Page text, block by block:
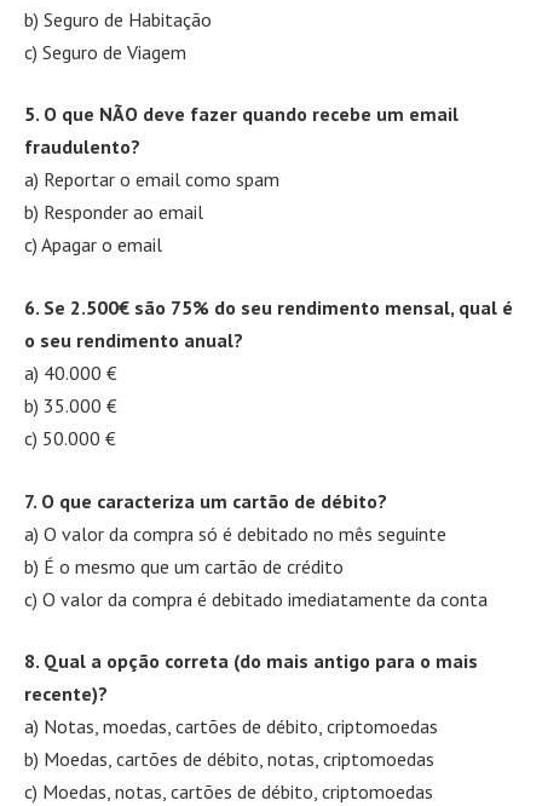
b) Seguro de Habitação
c) Seguro de Viagem
5. O que NÃO deve fazer quando recebe um email
fraudulento?
a) Reportar o email como spam
b) Responder ao email
c) Apagar o email
6. Se 2.500€ são 75% do seu rendimento mensal, qual é
o seu rendimento anual?
a) 40.000 €
b) 35.000 €
c) 50.000 €
7. O que caracteriza um cartão de débito?
a) O valor da compra só é debitado no mês seguinte
b) É o mesmo que um cartão de crédito
c) O valor da compra é debitado imediatamente da conta
8. Qual a opção correta (do mais antigo para o mais
recente)?
a) Notas, moedas, cartões de débito, criptomoedas
b) Moedas, cartões de débito, notas, criptomoedas
c) Moedas, notas, cartões de débito, criptomoedas